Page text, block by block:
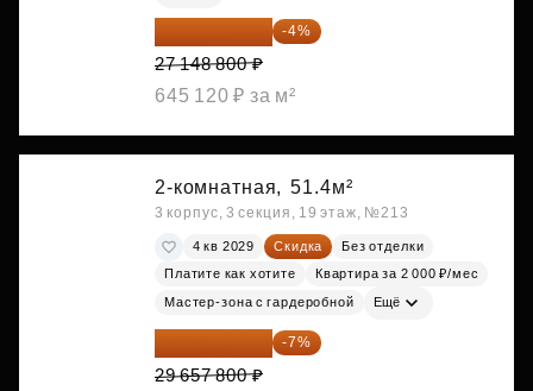
26 062 848 ₽ -4%
27 148 800 ₽
645 120 ₽ за м²
2-комнатная, 51.4м²
3 корпус, 3 секция, 19 этаж, №213
4 кв 2029 Скидка
Без отделки
Платите как хотите
Квартира за 2 000 ₽/мес
Мастер-зона с гардеробной Ещё
27 581 754 ₽ -7%
29 657 800 ₽